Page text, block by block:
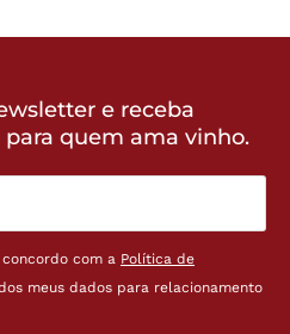
e receba
quem ama vinho.
com a Política de
meus dados para relacionamento